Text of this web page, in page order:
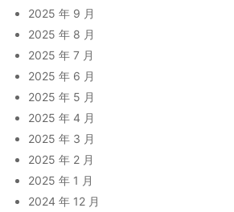
2025 年 9 月
2025 年 8 月
2025 年 7 月
2025 年 6 月
2025 年 5 月
2025 年 4 月
2025 年 3 月
2025 年 2 月
2025 年 1 月
2024 年 12 月